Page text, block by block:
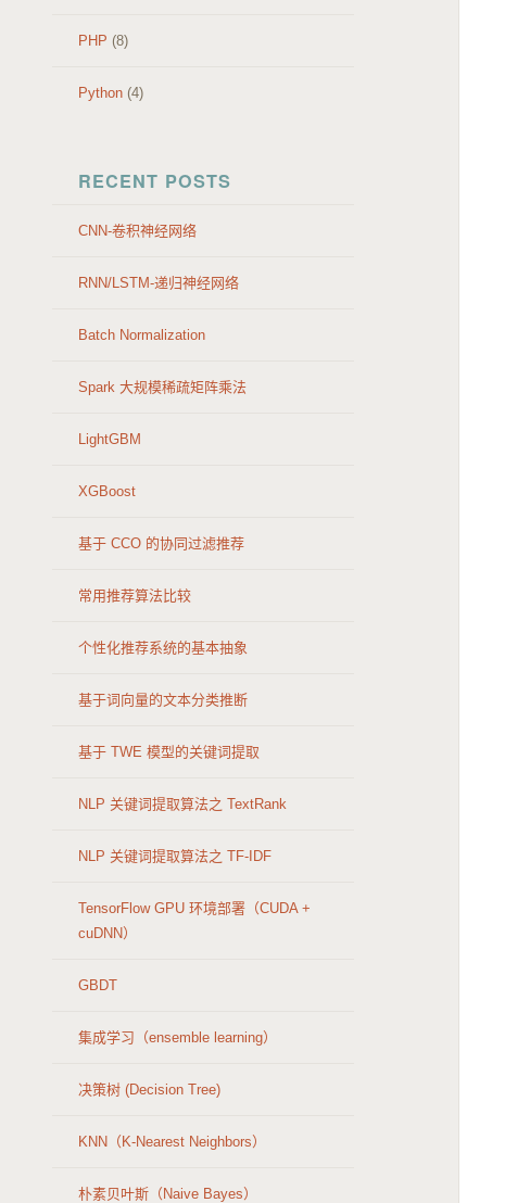
PHP (8)
Python (4)
RECENT POSTS
CNN-卷积神经网络
RNN/LSTM-递归神经网络
Batch Normalization
Spark 大规模稀疏矩阵乘法
LightGBM
XGBoost
基于 CCO 的协同过滤推荐
常用推荐算法比较
个性化推荐系统的基本抽象
基于词向量的文本分类推断
基于 TWE 模型的关键词提取
NLP 关键词提取算法之 TextRank
NLP 关键词提取算法之 TF-IDF
TensorFlow GPU 环境部署（CUDA +
cuDNN）
GBDT
集成学习（ensemble learning）
决策树 (Decision Tree)
KNN（K-Nearest Neighbors）
朴素贝叶斯（Naive Bayes）